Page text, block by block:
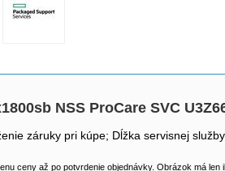
NSS ProCare SVC
záruky pri kúpe; Dĺžka servisnej
ceny až po potvrdenie objednávky. Obrázok má len